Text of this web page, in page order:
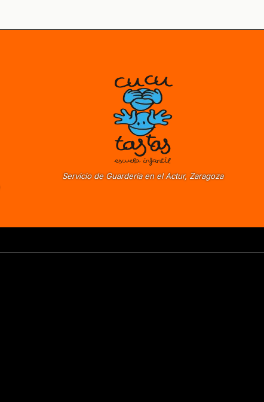
Servicio de Guardería en el Actur, Zaragoza